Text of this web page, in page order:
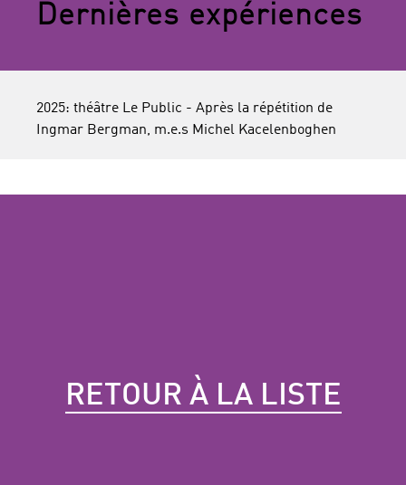
Dernières expériences
2025: théâtre Le Public - Après la répétition de
Ingmar Bergman, m.e.s Michel Kacelenboghen
RETOUR À LA LISTE